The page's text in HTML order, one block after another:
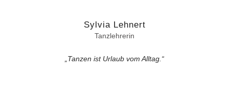
Sylvia Lehnert
Tanzlehrerin
„Tanzen ist Urlaub vom Alltag.“